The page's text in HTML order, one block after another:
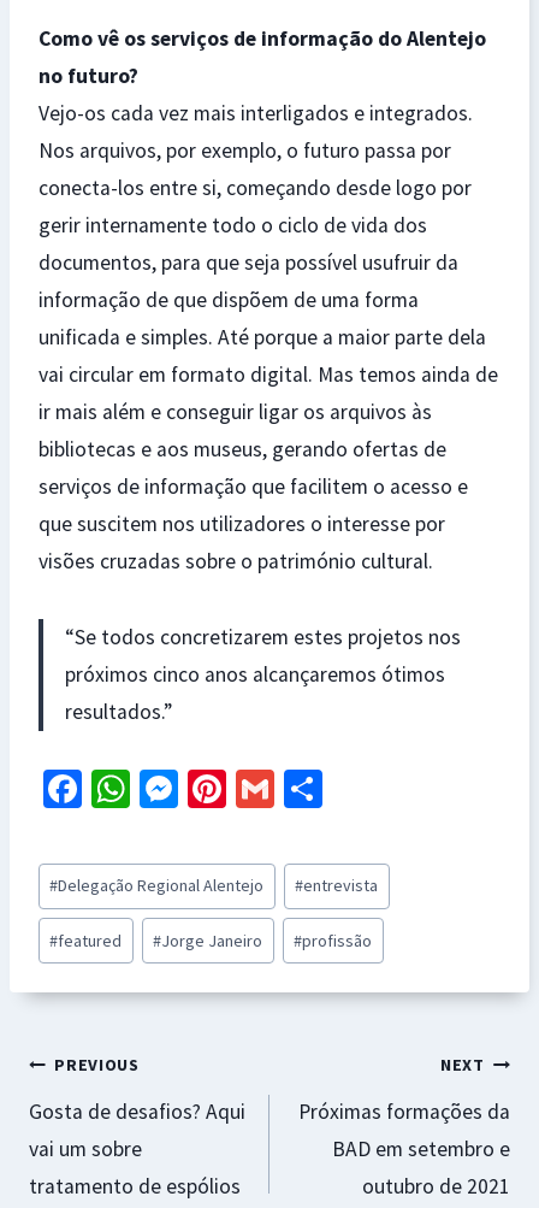
Como vê os serviços de informação do Alentejo
no futuro?
Vejo-os cada vez mais interligados e integrados.
Nos arquivos, por exemplo, o futuro passa por
conecta-los entre si, começando desde logo por
gerir internamente todo o ciclo de vida dos
documentos, para que seja possível usufruir da
informação de que dispõem de uma forma
unificada e simples. Até porque a maior parte dela
vai circular em formato digital. Mas temos ainda de
ir mais além e conseguir ligar os arquivos às
bibliotecas e aos museus, gerando ofertas de
serviços de informação que facilitem o acesso e
que suscitem nos utilizadores o interesse por
visões cruzadas sobre o património cultural.
“Se todos concretizarem estes projetos nos
próximos cinco anos alcançaremos ótimos
resultados.”
Fa
b
o
o
k
W
at
sA
p
M
se
n
ge
r
Pi
er
es
t
G
ai
l
ar
e
Post
Tags:
#Delegação Regional Alentejo #entrevista
#featured #Jorge Janeiro #profissão
Navegação
de
artigos
PREVIOUS
Gosta de desafios? Aqui
vai um sobre
tratamento de espólios
NEXT
Próximas formações da
BAD em setembro e
outubro de 2021